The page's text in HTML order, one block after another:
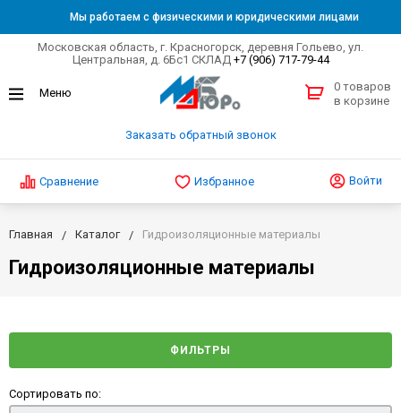
Мы работаем с физическими и юридическими лицами
Московская область, г. Красногорск, деревня Гольево, ул.
Центральная, д. 6Бс1 СКЛАД +7 (906) 717-79-44
Заказать обратный звонок
0 товаров
в корзине
Сравнение Избранное Войти
Главная Каталог Гидроизоляционные материалы
Гидроизоляционные материалы
ФИЛЬТРЫ
Сортировать по: